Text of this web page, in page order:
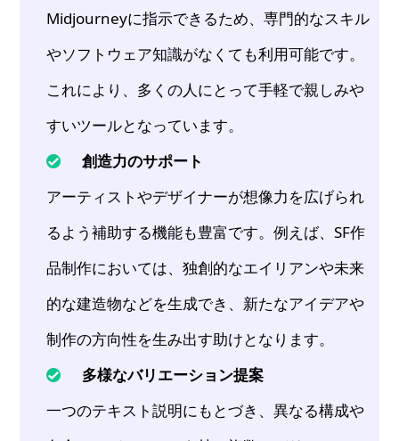
Midjourneyに指示できるため、専門的なスキル
やソフトウェア知識がなくても利用可能です。
これにより、多くの人にとって手軽で親しみや
すいツールとなっています。
創造力のサポート
アーティストやデザイナーが想像力を広げられ
るよう補助する機能も豊富です。例えば、SF作
品制作においては、独創的なエイリアンや未来
的な建造物などを生成でき、新たなアイデアや
制作の方向性を生み出す助けとなります。
多様なバリエーション提案
一つのテキスト説明にもとづき、異なる構成や